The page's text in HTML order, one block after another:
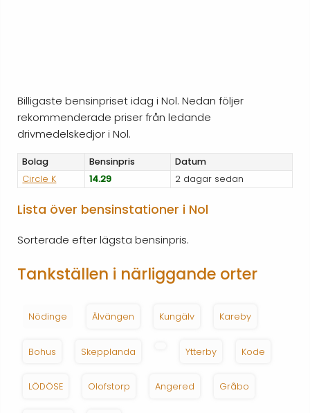
Billigaste bensinpriset idag i Nol. Nedan följer
rekommenderade priser från ledande
drivmedelskedjor i Nol.
Bolag Bensinpris
Datum
Circle K
14.29 2 dagar sedan
Lista över bensinstationer i Nol
Sorterade efter lägsta bensinpris.
Tankställen i närliggande orter
Nödinge Älvängen Kungälv Kareby
Bohus Skepplanda Ytterby Kode
LÖDÖSE Olofstorp Angered Gråbo